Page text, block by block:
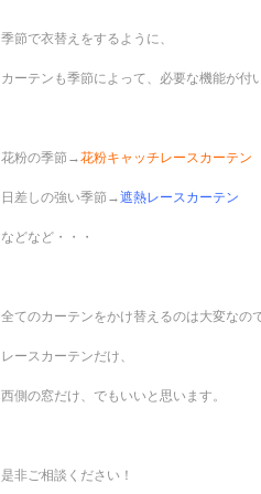
季節で衣替えをするように、
カーテンも季節によって、必要な機能が付
花粉の季節→花粉キャッチレースカーテン
日差しの強い季節→遮熱レースカーテン
などなど・・・
全てのカーテンをかけ替えるのは大変なの
レースカーテンだけ、
西側の窓だけ、でもいいと思います。
是非ご相談ください！